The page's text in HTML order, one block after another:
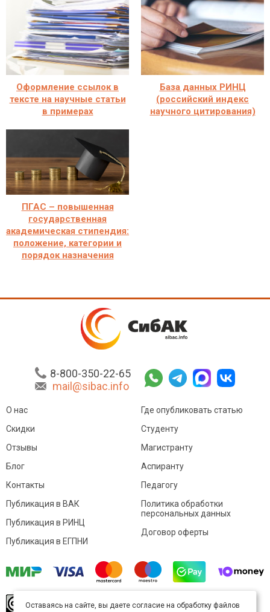
Оформление ссылок в
тексте на научные статьи
в примерах
База данных РИНЦ
(российский индекс
научного цитирования)
ПГАС – повышенная
государственная
академическая стипендия:
положение, категории и
порядок назначения
8-800-350-22-65
mail@sibac.info
О нас
Скидки
Отзывы
Блог
Контакты
Где опубликовать статью
Студенту
Магистранту
Аспиранту
Педагогу
Публикация в ВАК
Публикация в РИНЦ
Публикация в ЕГПНИ
Политика обработки
персональных данных
Договор оферты
произведение доступно полицензии Creative
Оставаясь на сайте, вы даете согласие на обработку файлов